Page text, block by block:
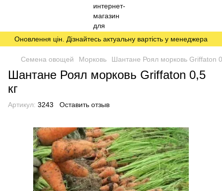
Оновлення цін. Дізнайтесь актуальну вартість у менеджера
Семена овощей Морковь Шантане Роял морковь Griffaton
Шантане Роял морковь Griffaton 0,5
кг
Артикул: 3243 Оставить отзыв